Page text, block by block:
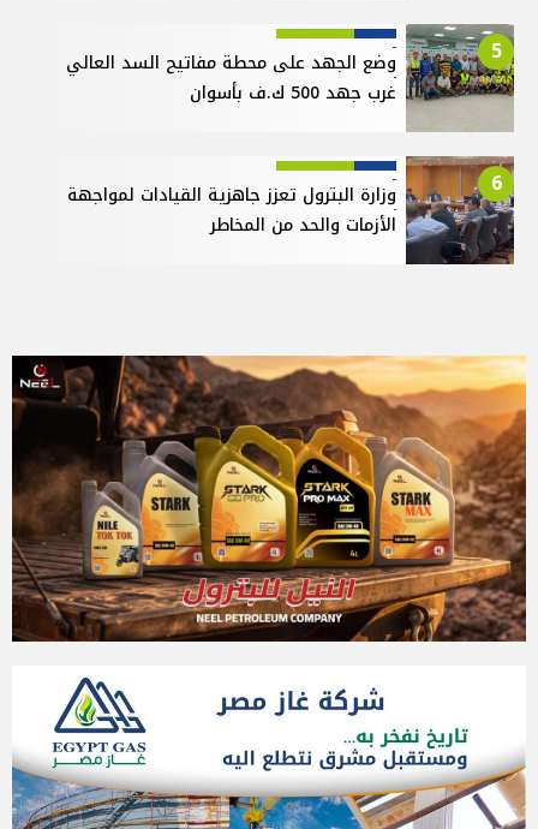
5
وضع الجهد على محطة مفاتيح السد العالي
غرب جهد 500 ك.ف بأسوان
6
وزارة البترول تعزز جاهزية القيادات لمواجهة
الأزمات والحد من المخاطر